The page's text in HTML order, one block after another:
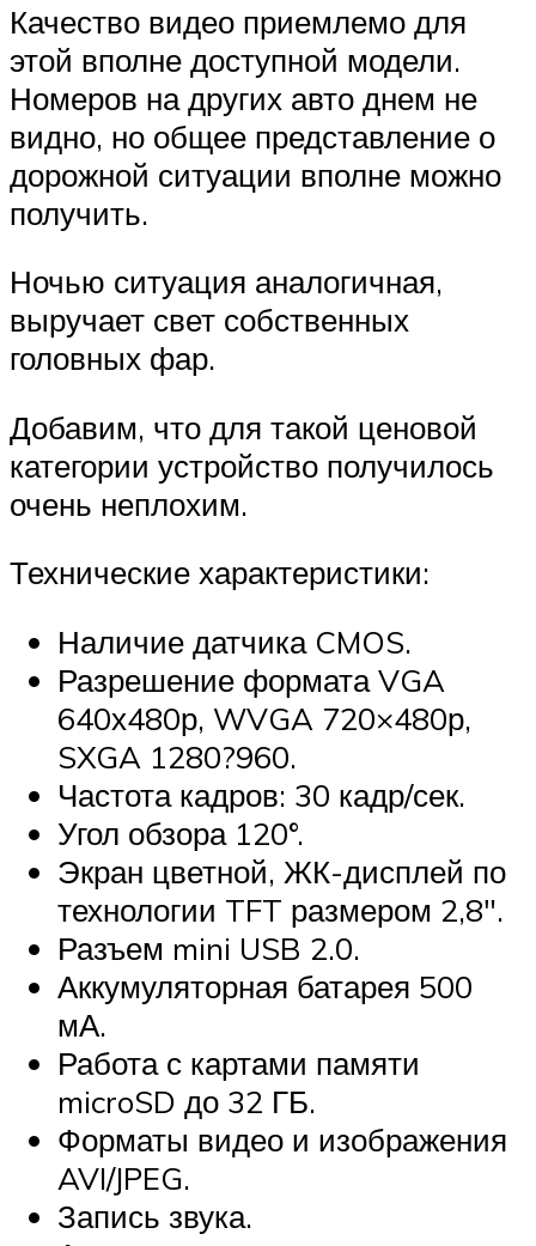
Качество видео приемлемо для
этой вполне доступной модели.
Номеров на других авто днем не
видно, но общее представление о
дорожной ситуации вполне можно
получить.
Ночью ситуация аналогичная,
выручает свет собственных
головных фар.
Добавим, что для такой ценовой
категории устройство получилось
очень неплохим.
Технические характеристики:
Наличие датчика CMOS.
Разрешение формата VGA
640х480р, WVGA 720×480р,
SXGA 1280?960.
Частота кадров: 30 кадр/сек.
Угол обзора 120°.
Экран цветной, ЖК-дисплей по
технологии TFT размером 2,8″.
Разъем mini USB 2.0.
Аккумуляторная батарея 500
мА.
Работа с картами памяти
microSD до 32 ГБ.
Форматы видео и изображения
AVI/JPEG.
Запись звука.